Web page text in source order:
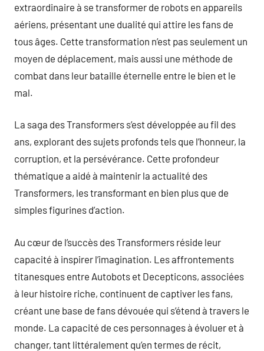
extraordinaire à se transformer de robots en appareils
aériens, présentant une dualité qui attire les fans de
tous âges. Cette transformation n’est pas seulement un
moyen de déplacement, mais aussi une méthode de
combat dans leur bataille éternelle entre le bien et le
mal.
La saga des Transformers s’est développée au fil des
ans, explorant des sujets profonds tels que l’honneur, la
corruption, et la persévérance. Cette profondeur
thématique a aidé à maintenir la actualité des
Transformers, les transformant en bien plus que de
simples figurines d’action.
Au cœur de l’succès des Transformers réside leur
capacité à inspirer l’imagination. Les affrontements
titanesques entre Autobots et Decepticons, associées
à leur histoire riche, continuent de captiver les fans,
créant une base de fans dévouée qui s’étend à travers le
monde. La capacité de ces personnages à évoluer et à
changer, tant littéralement qu’en termes de récit,